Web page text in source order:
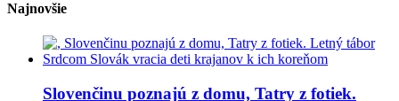
Najnovšie
Slovenčinu poznajú z domu, Tatry z fotiek.